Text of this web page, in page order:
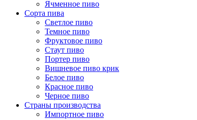
Ячменное пиво
Сорта пива
Светлое пиво
Темное пиво
Фруктовое пиво
Стаут пиво
Портер пиво
Вишневое пиво крик
Белое пиво
Красное пиво
Черное пиво
Страны производства
Импортное пиво